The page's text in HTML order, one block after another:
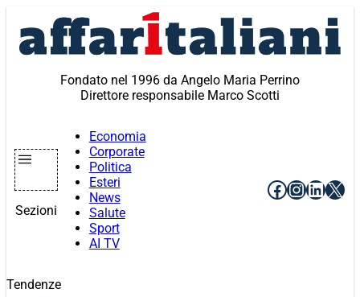
contenuto
Fondato nel 1996 da Angelo Maria Perrino
Direttore responsabile Marco Scotti
Sezioni
Economia
Corporate
Politica
Esteri
News
Salute
Sport
AI TV
Facebook
X
Tendenze